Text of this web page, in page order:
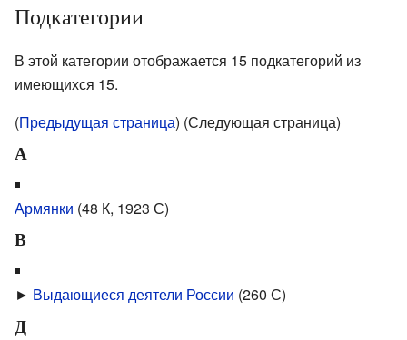
Подкатегории
В этой категории отображается 15 подкатегорий из
имеющихся 15.
(Предыдущая страница) (Следующая страница)
А
Армянки (48 К, 1923 С)
В
► Выдающиеся деятели России (260 С)
Д